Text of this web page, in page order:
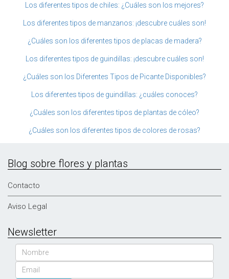
Los diferentes tipos de chiles: ¿Cuáles son los mejores?
Los diferentes tipos de manzanos: ¡descubre cuáles son!
¿Cuáles son los diferentes tipos de placas de madera?
Los diferentes tipos de guindillas: ¡descubre cuáles son!
¿Cuáles son los Diferentes Tipos de Picante Disponibles?
Los diferentes tipos de guindillas: ¿cuáles conoces?
¿Cuáles son los diferentes tipos de plantas de cóleo?
¿Cuáles son los diferentes tipos de colores de rosas?
Blog sobre flores y plantas
Contacto
Aviso Legal
Newsletter
Nombre
Email